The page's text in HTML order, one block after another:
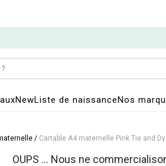
NewListe de naissanceNos
/ Cartable A4 maternelle Pink Tie and
OUPS ... Nous ne